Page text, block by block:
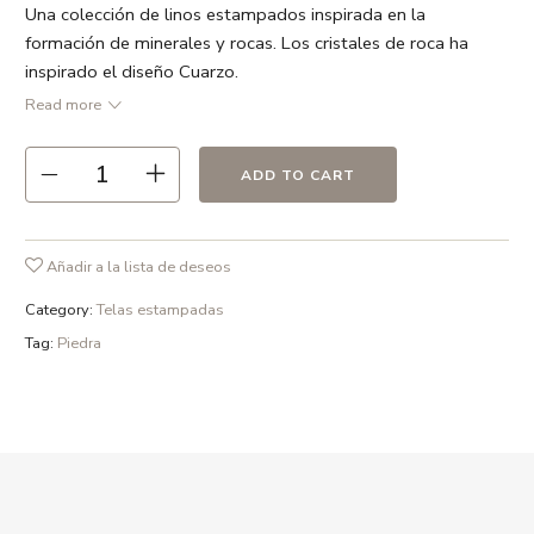
Una colección de linos estampados inspirada en la
formación de minerales y rocas. Los cristales de roca ha
inspirado el diseño Cuarzo.
Ancho 137 cm Precio/metro
● 100 % Lino Belga
● Repetición 15,5 cm
● 335 gr /m2
detergentes sin fosfatos y en ciclo delicado. Secado a una
Tª máxima de 38Cº y sugerimos no secar completamente el
Read more
ADD TO CART
Añadir a la lista de deseos
Category:Telas estampadas
Tag: Piedra